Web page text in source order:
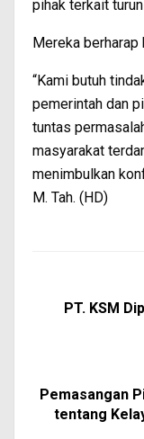
pihak terkait
Mereka
“Kami butuh
pemerintah dan
tuntas
masyarakat
menimbulkan
M. Tah. (HD)
PT. KSM
Pemasangan
tentang